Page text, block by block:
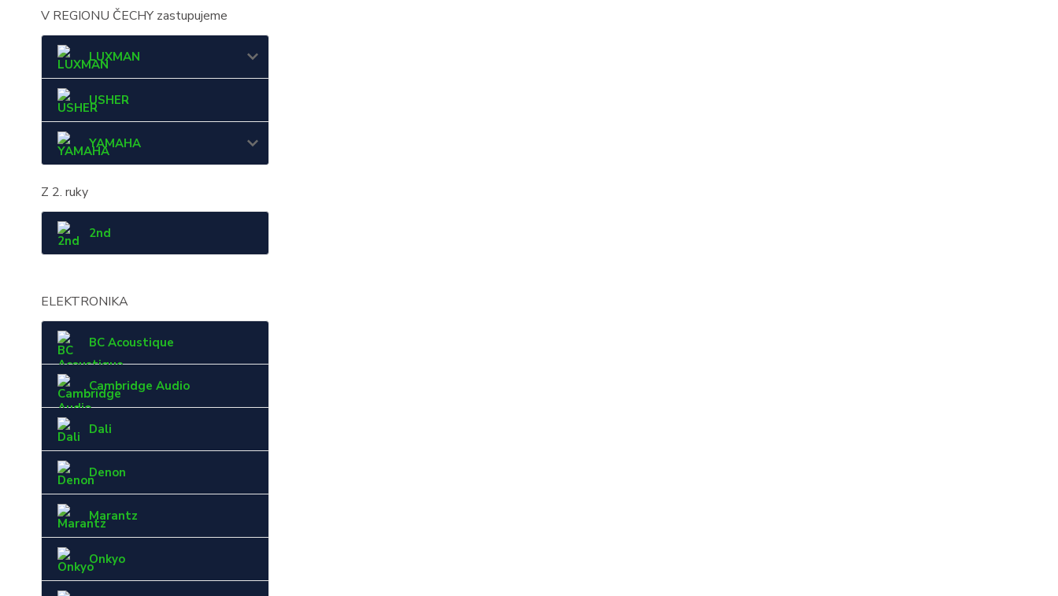
V REGIONU ČECHY zastupujeme
LUXMAN
USHER
YAMAHA
Z 2. ruky
2nd
ELEKTRONIKA
BC Acoustique
Cambridge Audio
Dali
Denon
Marantz
Onkyo